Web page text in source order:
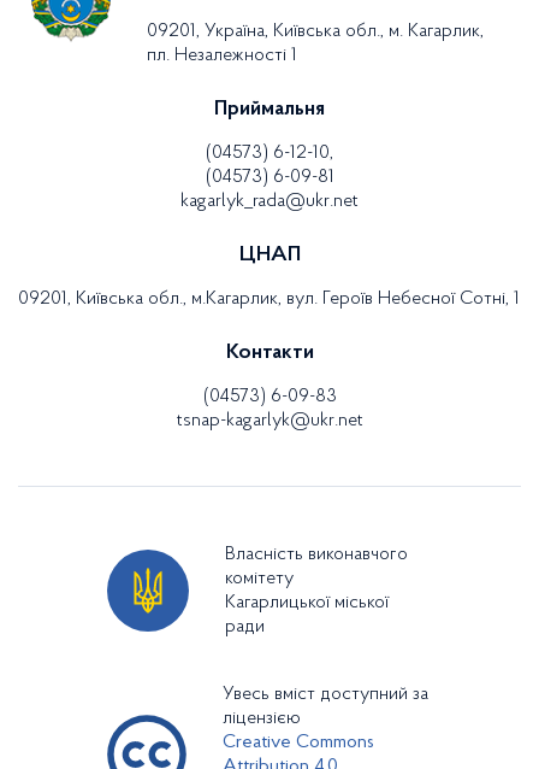
09201, Україна, Київська обл., м. Кагарлик,
пл. Незалежності 1
Приймальня
(04573) 6-12-10,
(04573) 6-09-81
kagarlyk_rada@ukr.net
ЦНАП
09201, Київська обл., м.Кагарлик, вул. Героїв Небесної Сотні, 1
Контакти
(04573) 6-09-83
tsnap-kagarlyk@ukr.net
Власність виконавчого
комітету
Кагарлицької міської
ради
Увесь вміст доступний за
ліцензією
Creative Commons